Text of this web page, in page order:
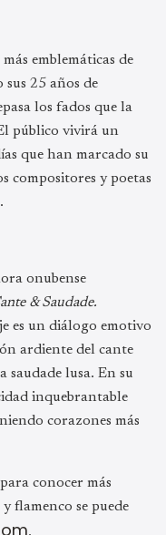
emblemáticas de
sus 25 años de
los fados que la
público vivirá un
que han marcado su
compositores y poetas
onubense
& Saudade.
es un diálogo emotivo
ardiente del cante
lusa. En su
inquebrantable
corazones más
conocer más
flamenco se puede